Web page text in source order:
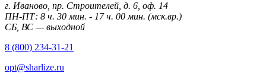
г. Иваново, пр. Строителей, д. 6, оф. 14
ПН-ПТ: 8 ч. 30 мин. - 17 ч. 00 мин. (мск.вр.)
СБ, ВС — выходной
8 (800) 234-31-21
opt@sharlize.ru